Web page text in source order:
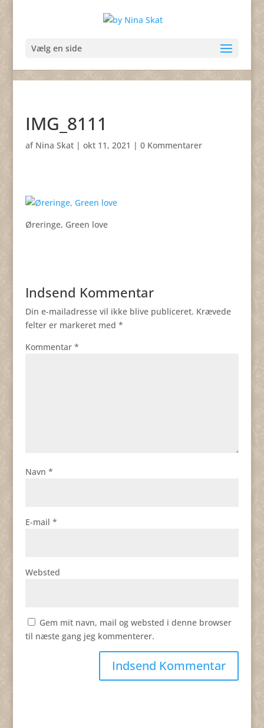
Vælg en side
IMG_8111
af Nina Skat| okt 11, 2021 | 0 Kommentarer
Øreringe, Green love
Indsend Kommentar
Din e-mailadresse vil ikke blive publiceret. Krævede
felter er markeret med *
Kommentar *
Navn *
E-mail *
Websted
Gem mit navn, mail og websted i denne browser
til næste gang jeg kommenterer.